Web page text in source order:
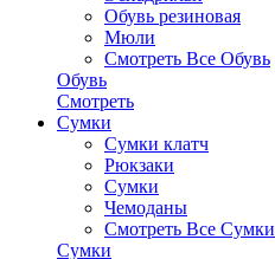
Обувь резиновая
Мюли
Смотреть Все Обувь
Обувь
Смотреть
Сумки
Сумки клатч
Рюкзаки
Сумки
Чемоданы
Смотреть Все Сумки
Сумки